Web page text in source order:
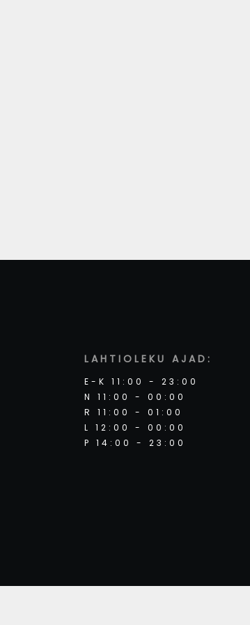
LAHTIOLEKU AJAD:
E-K 11:00 - 23:00
N 11:00 - 00:00
R 11:00 - 01:00
L 12:00 - 00:00
P 14:00 - 23:00